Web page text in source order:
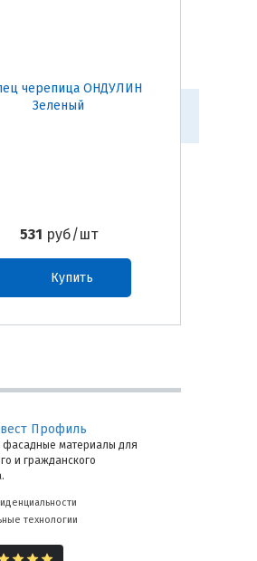
черепица ОНДУЛИН
Зеленый
531 руб/шт
Купить
фасадные материалы для
и гражданского
технологии